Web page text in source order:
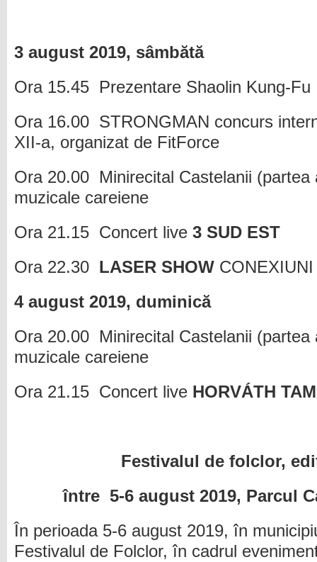
3 august 2019, sâmbătă
Ora 15.45 Prezentare Shaolin Kung-Fu
Ora 16.00 STRONGMAN concurs
XII-a, organizat de FitForce
Ora 20.00 Minirecital Castelanii (partea
muzicale careiene
Ora 21.15 Concert live 3 SUD EST
Ora 22.30 LASER SHOW CONEXIUNI
4 august 2019, duminică
Ora 20.00 Minirecital Castelanii (partea
muzicale careiene
Ora 21.15 Concert live HORVÁTH
Festivalul de folclor,
între 5-6 august 2019, Parcul
În perioada 5-6 august 2019, în
Festivalul de Folclor, în cadrul